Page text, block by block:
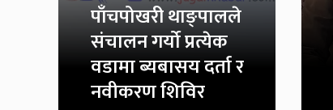
पाँचपोखरी थाङ्पालले
संचालन गर्यो प्रत्येक
वडामा ब्यबासय दर्ता र
नवीकरण शिविर